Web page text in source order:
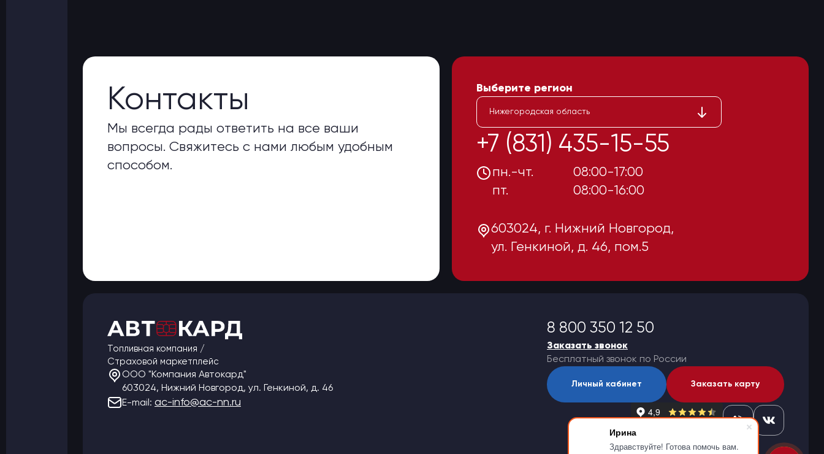
Ирина
Здравствуйте! Готова помочь вам.
Контакты
Мы всегда рады ответить на все ваши
вопросы. Свяжитесь с нами любым удобным
способом.
Выберите регион
Нижегородская область
+7 (831) 435-15-55
пн.-чт.
пт.
08:00-17:00
08:00-16:00
603024, г. Нижний Новгород,
ул. Генкиной, д. 46, пом.5
Топливная компания /
Страховой маркетплейс
ООО "Компания Автокард"
603024, Нижний Новгород, ул. Генкиной, д. 46
E-mail: ac-info@ac-nn.ru
8 800 350 12 50
Заказать звонок
Бесплатный звонок по России
Личный кабинет Заказать карту